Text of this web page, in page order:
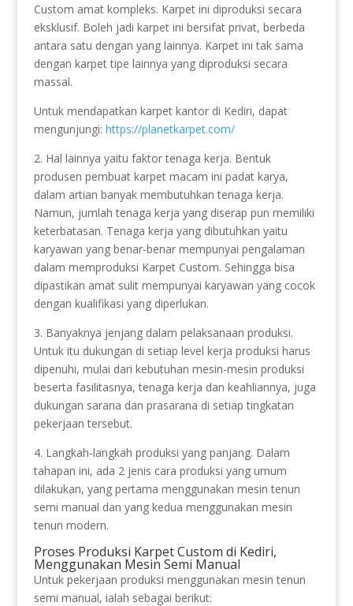
Custom amat kompleks. Karpet ini diproduksi secara
eksklusif. Boleh jadi karpet ini bersifat privat, berbeda
antara satu dengan yang lainnya. Karpet ini tak sama
dengan karpet tipe lainnya yang diproduksi secara
massal.
Untuk mendapatkan karpet kantor di Kediri, dapat
mengunjungi: https://planetkarpet.com/
2. Hal lainnya yaitu faktor tenaga kerja. Bentuk
produsen pembuat karpet macam ini padat karya,
dalam artian banyak membutuhkan tenaga kerja.
Namun, jumlah tenaga kerja yang diserap pun memiliki
keterbatasan. Tenaga kerja yang dibutuhkan yaitu
karyawan yang benar-benar mempunyai pengalaman
dalam memproduksi Karpet Custom. Sehingga bisa
dipastikan amat sulit mempunyai karyawan yang cocok
dengan kualifikasi yang diperlukan.
3. Banyaknya jenjang dalam pelaksanaan produksi.
Untuk itu dukungan di setiap level kerja produksi harus
dipenuhi, mulai dari kebutuhan mesin-mesin produksi
beserta fasilitasnya, tenaga kerja dan keahliannya, juga
dukungan sarana dan prasarana di setiap tingkatan
pekerjaan tersebut.
4. Langkah-langkah produksi yang panjang. Dalam
tahapan ini, ada 2 jenis cara produksi yang umum
dilakukan, yang pertama menggunakan mesin tenun
semi manual dan yang kedua menggunakan mesin
tenun modern.
Proses Produksi Karpet Custom di Kediri,
Menggunakan Mesin Semi Manual
Untuk pekerjaan produksi menggunakan mesin tenun
semi manual, ialah sebagai berikut: